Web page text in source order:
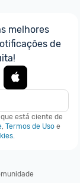
melhores
de
está ciente de
, Termos de Uso e
.